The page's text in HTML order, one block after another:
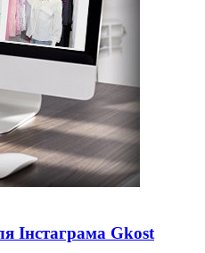
Інстаграма Gkost